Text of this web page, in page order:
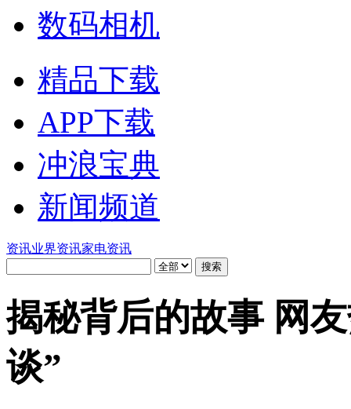
数码相机
精品下载
APP下载
冲浪宝典
新闻频道
资讯业界资讯家电资讯
揭秘背后的故事 网
谈”